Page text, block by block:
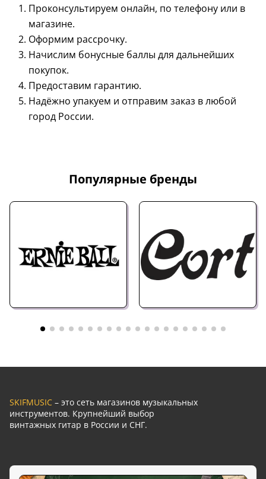
Проконсультируем онлайн, по телефону или в
магазине.
Оформим рассрочку.
Начислим бонусные баллы для дальнейших
покупок.
Предоставим гарантию.
Надёжно упакуем и отправим заказ в любой
город России.
Популярные бренды
SKIFMUSIC – это сеть магазинов музыкальных
инструментов. Крупнейший выбор
винтажных гитар в России и СНГ.